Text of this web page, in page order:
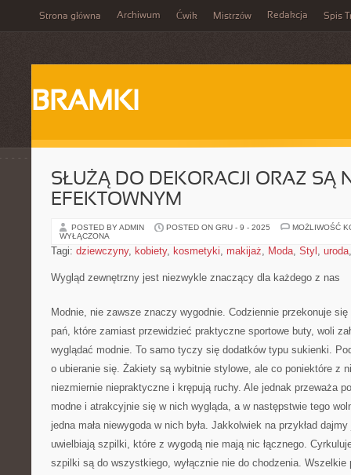
Strona główna Archiwum Ćwik Mistrzów Redakcja Spis
BRAMKI
SŁUŻĄ DO DEKORACJI ORAZ SĄ
EFEKTOWNYM
POSTED BY ADMIN POSTED ON GRU - 9 - 2025
MOŻLIWOŚĆ
WYŁĄCZONA
Tagi: dziewczyny, kobiety, kosmetyki, makijaż, Moda, Styl , uroda
Wygląd zewnętrzny jest niezwykle znaczący dla każdego z nas
Modnie, nie zawsze znaczy wygodnie. Codziennie przekonuje
pań, które zamiast przewidzieć praktyczne sportowe buty, woli
wyglądać modnie. To samo tyczy się dodatków typu sukienki.
o ubieranie się. Żakiety są wybitnie stylowe, ale co poniektóre z
niezmiernie niepraktyczne i krępują ruchy. Ale jednak przeważa
modne i atrakcyjnie się w nich wygląda, a w następstwie tego
jedna mała niewygoda w nich była. Jakkolwiek na przykład
uwielbiają szpilki, które z wygodą nie mają nic łącznego.
szpilki są do wszystkiego, wyłącznie nie do chodzenia.